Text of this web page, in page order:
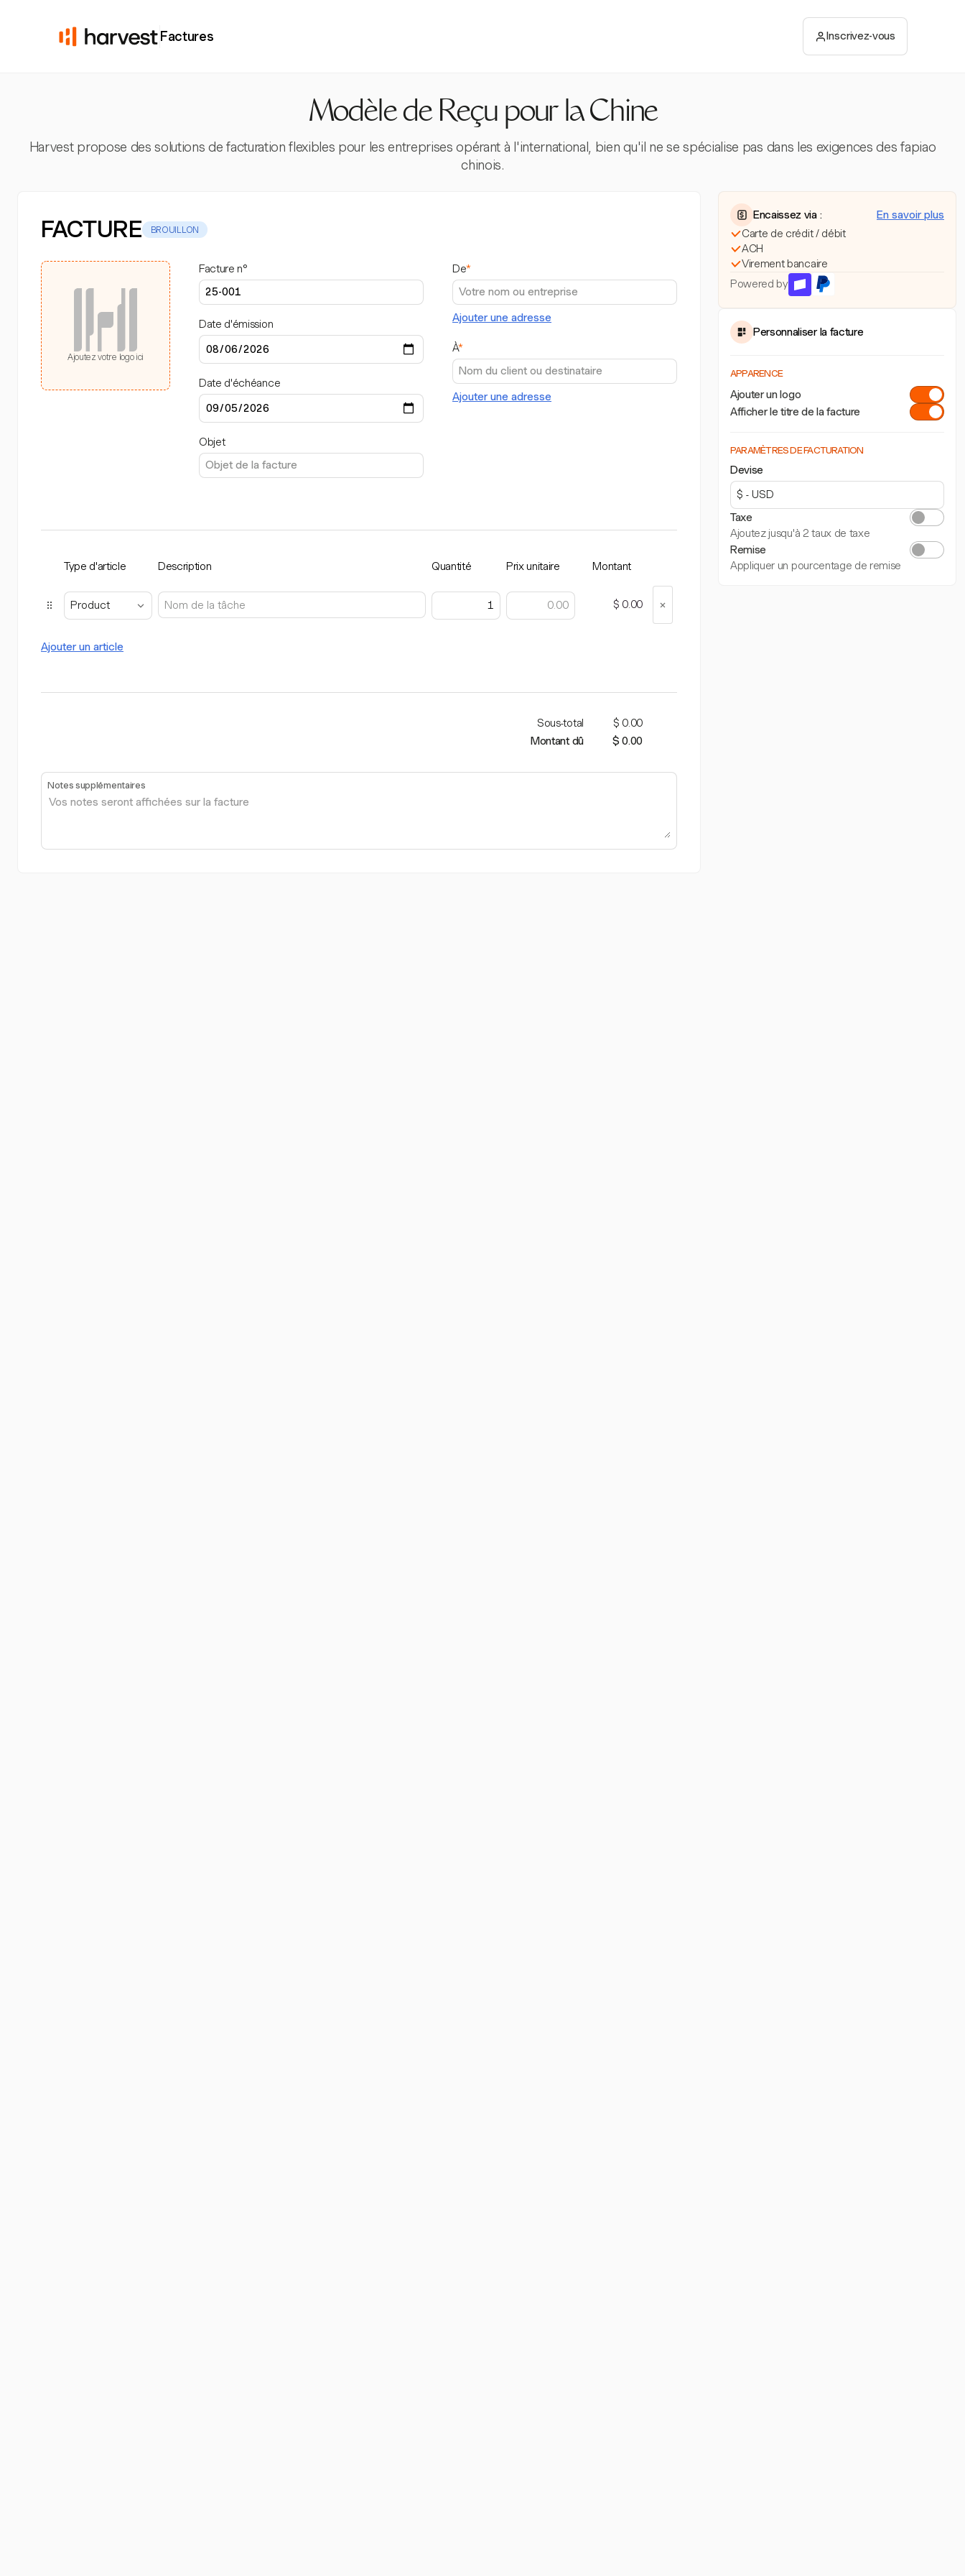
Factures Inscrivez-vous
Modèle de Reçu pour la Chine
Harvest propose des solutions de facturation flexibles pour les entreprises opérant à l'international, bien qu'il ne se spécialise pas dans les exigences des fapiao
chinois.
FACTURE BROUILLON
Ajoutez votre logo ici
Facture n°
Date d'émission
Date d'échéance
Objet
De*
Ajouter une adresse
À*
Ajouter une adresse
Type d'article Description Quantité Prix unitaire Montant
Product $ 0.00
Ajouter un article
Sous-total
$ 0.00
Montant dû
$ 0.00
Notes supplémentaires
Encaissez via :
En savoir plus
Carte de crédit / débit
ACH
Virement bancaire
Powered by
Personnaliser la facture
APPARENCE
Ajouter un logo
Afficher le titre de la facture
PARAMÈTRES DE FACTURATION
Devise
Taxe
Ajoutez jusqu'à 2 taux de taxe
Remise
Appliquer un pourcentage de remise